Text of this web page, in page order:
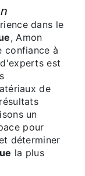
, Amon
confiance à
est
de
un
pour
déterminer
la plus